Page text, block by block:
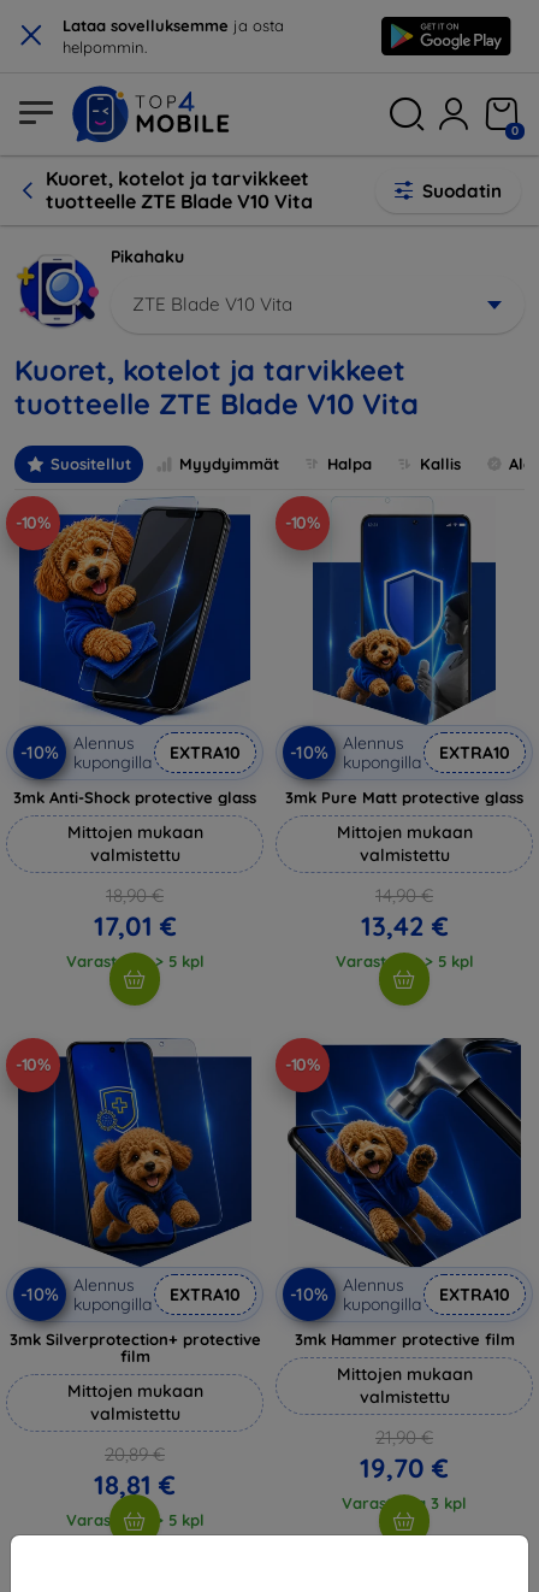
× Lataa sovelluksemme ja osta
helpommin.
0
Kuoret, kotelot ja tarvikkeet
tuotteelle ZTE Blade V10 Vita
Suodatin
Pikahaku
ZTE Blade V10 Vita
Kuoret, kotelot ja tarvikkeet
tuotteelle ZTE Blade V10 Vita
Suositellut Myydyimmät Halpa Kallis
-10%
-10%
Alennus
kupongilla
EXTRA10
3mk Anti-Shock protective glass
Mittojen mukaan
valmistettu
18,90 €
17,01 €
Varastossa > 5 kpl
-10%
-10%
Alennus
kupongilla
EXTRA10
3mk Pure Matt protective glass
Mittojen mukaan
valmistettu
14,90 €
13,42 €
Varastossa > 5 kpl
-10%
-10%
Alennus
kupongilla
EXTRA10
3mk Silverprotection+ protective
film
Mittojen mukaan
valmistettu
20,89 €
18,81 €
Varastossa > 5 kpl
-10%
-10%
Alennus
kupongilla
EXTRA10
3mk Hammer protective film
Mittojen mukaan
valmistettu
21,90 €
19,70 €
Varastossa 3 kpl